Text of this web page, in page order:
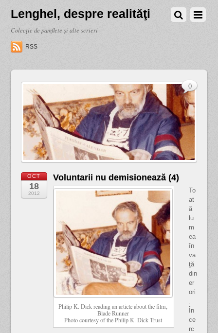
Lenghel, despre realităţi
Colecţie de pamflete şi alte scrieri
RSS
OCT
18
2012
Voluntarii nu demisionează (4)
Philip K. Dick reading an article about the film,
Blade Runner
Photo courtesy of the Philip K. Dick Trust
To
at
ă
lu
m
ea
în
va
ţă
din
er
ori
În
ce
rc
0